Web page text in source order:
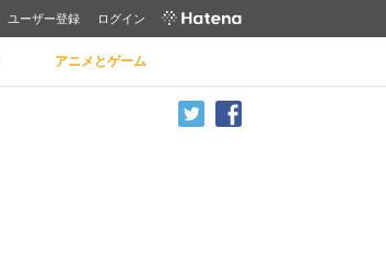
ユーザー登録 ログイン
アニメとゲーム